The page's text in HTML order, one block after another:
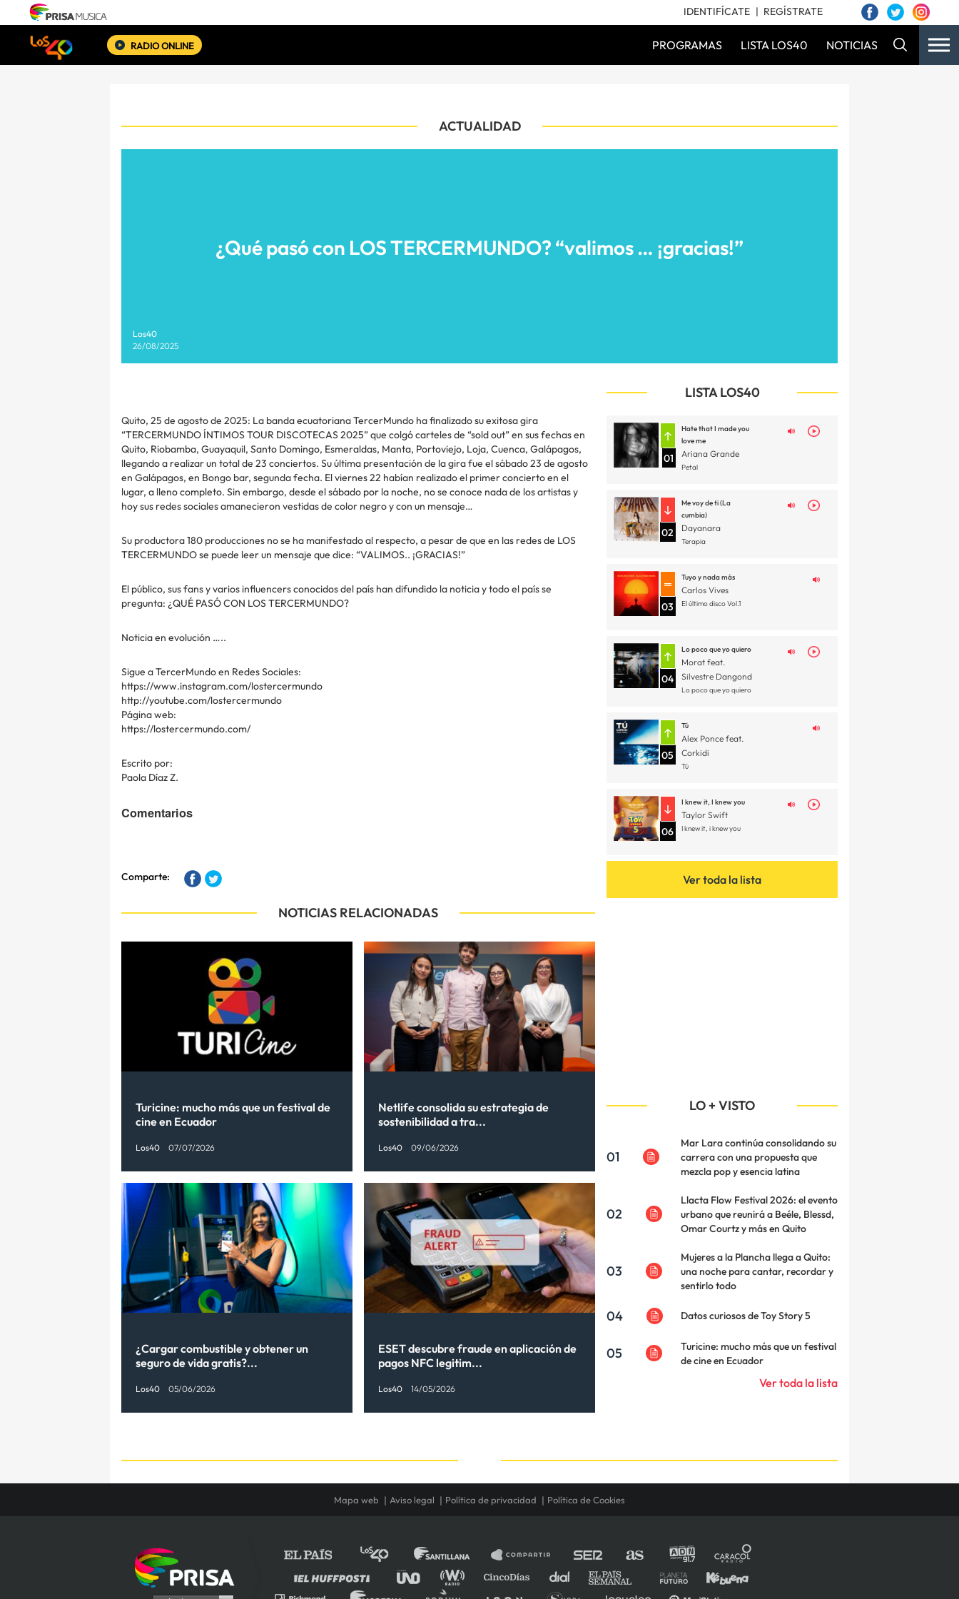
IDENTIFÍCATE REGÍSTRATE
RADIO ONLINE PROGRAMAS LISTA LOS40 NOTICIAS
ACTUALIDAD
¿Qué pasó con LOS TERCERMUNDO? “valimos … ¡gracias!”
Los40
26/08/2025
Quito, 25 de agosto de 2025: La banda ecuatoriana TercerMundo ha finalizado su exitosa gira
“TERCERMUNDO ÍNTIMOS TOUR DISCOTECAS 2025” que colgó carteles de “sold out” en sus fechas en
Quito, Riobamba, Guayaquil, Santo Domingo, Esmeraldas, Manta, Portoviejo, Loja, Cuenca, Galápagos,
llegando a realizar un total de 23 conciertos. Su última presentación de la gira fue el sábado 23 de agosto
en Galápagos, en Bongo bar, segunda fecha. El viernes 22 habían realizado el primer concierto en el
lugar, a lleno completo. Sin embargo, desde el sábado por la noche, no se conoce nada de los artistas y
hoy sus redes sociales amanecieron vestidas de color negro y con un mensaje…
Su productora 180 producciones no se ha manifestado al respecto, a pesar de que en las redes de LOS
TERCERMUNDO se puede leer un mensaje que dice: “VALIMOS.. ¡GRACIAS!”
El público, sus fans y varios influencers conocidos del país han difundido la noticia y todo el país se
pregunta: ¿QUÉ PASÓ CON LOS TERCERMUNDO?
Noticia en evolución …..
Sigue a TercerMundo en Redes Sociales:
https://www.instagram.com/lostercermundo
http://youtube.com/lostercermundo
Página web:
https://lostercermundo.com/
Escrito por:
Paola Díaz Z.
Comentarios
Comparte:
NOTICIAS RELACIONADAS
Turicine: mucho más que un festival de
cine en Ecuador
Los40 07/07/2026
Netlife consolida su estrategia de
sostenibilidad a tra...
Los40 09/06/2026
¿Cargar combustible y obtener un
seguro de vida gratis?...
Los40 05/06/2026
ESET descubre fraude en aplicación de
pagos NFC legitim...
Los40 14/05/2026
LISTA LOS40
01
Hate that I made you
love me
Ariana Grande
Petal
02
Me voy de ti (La
cumbia)
Dayanara
Terapia
03
Tuyo y nada más
Carlos Vives
El último disco Vol.1
04
Lo poco que yo quiero
Morat feat.
Silvestre Dangond
Lo poco que yo quiero
05
Tú
Alex Ponce feat.
Corkidi
Tú
06
I knew it, I knew you
Taylor Swift
I knew it, i knew you
Ver toda la lista
LO + VISTO
01
Mar Lara continúa consolidando su
carrera con una propuesta que
mezcla pop y esencia latina
02
Llacta Flow Festival 2026: el evento
urbano que reunirá a Beéle, Blessd,
Omar Courtz y más en Quito
03
Mujeres a la Plancha llega a Quito:
una noche para cantar, recordar y
sentirlo todo
04 Datos curiosos de Toy Story 5
05
Turicine: mucho más que un festival
de cine en Ecuador
Ver toda la lista
Mapa web Aviso legal Política de privacidad Política de Cookies